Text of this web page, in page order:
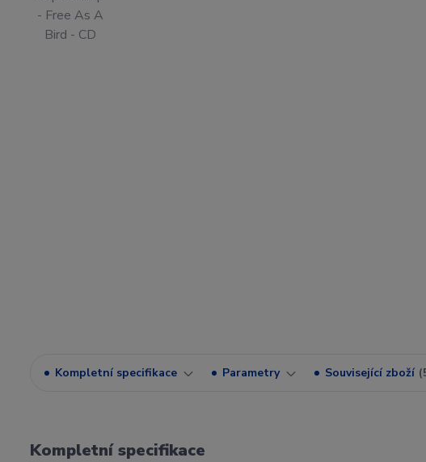
Kompletní specifikace Parametry Související zboží
Kompletní specifikace